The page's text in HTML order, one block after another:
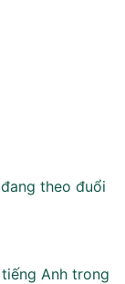
theo đuổi
Anh trong